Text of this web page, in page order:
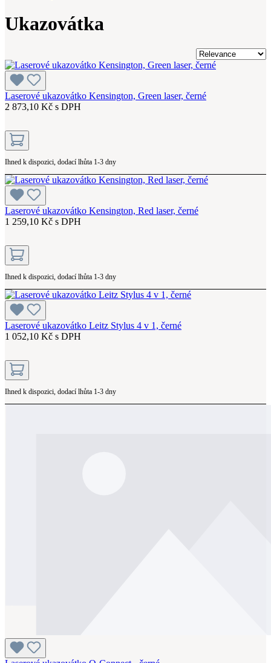
Ukazovátka
Laserové ukazovátko Kensington, Green laser, černé
2 873,10 Kč s DPH
Ihned k dispozici, dodací lhůta 1-3 dny
Laserové ukazovátko Kensington, Red laser, černé
1 259,10 Kč s DPH
Ihned k dispozici, dodací lhůta 1-3 dny
Laserové ukazovátko Leitz Stylus 4 v 1, černé
1 052,10 Kč s DPH
Ihned k dispozici, dodací lhůta 1-3 dny